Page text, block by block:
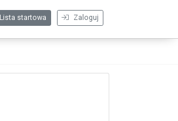
Zaloguj
Lista startowa